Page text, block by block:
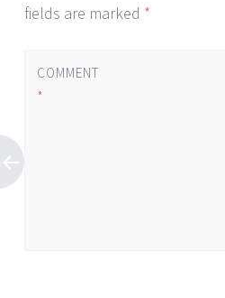
fields are marked *
COMMENT
*